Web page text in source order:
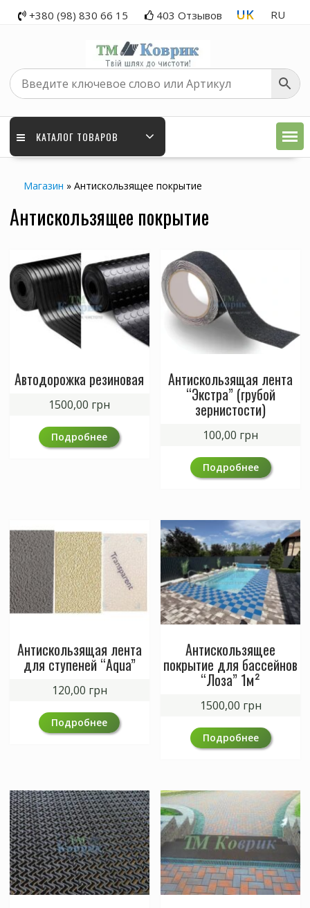
+380 (98) 830 66 15 403 Отзывов UK RU
КАТАЛОГ ТОВАРОВ
Магазин »Антискользящее покрытие
Антискользящее покрытие
Автодорожка резиновая
1500,00 грн
Подробнее
Антискользящая лента
“Экстра” (грубой
зернистости)
100,00 грн
Подробнее
Антискользящая лента
для ступеней “Aqua”
120,00 грн
Подробнее
Антискользящее
покрытие для бассейнов
“Лоза” 1м²
1500,00 грн
Подробнее